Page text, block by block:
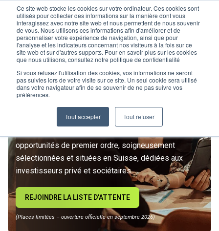
Ce site web stocke les cookies sur votre ordinateur. Ces cookies sont
utilisés pour collecter des informations sur la manière dont vous
interagissez avec notre site web et nous permettent de nous souvenir
de vous. Nous utilisons ces informations afin d'améliorer et de
personnaliser votre expérience de navigation, ainsi que pour
l'analyse et les indicateurs concernant nos visiteurs à la fois sur ce
site web et sur d'autres supports. Pour en savoir plus sur les cookies
que nous utilisons, consultez notre politique de confidentialité
Si vous refusez l'utilisation des cookies, vos informations ne seront
pas suivies lors de votre visite sur ce site. Un seul cookie sera utilisé
dans votre navigateur afin de se souvenir de ne pas suivre vos
préférences.
Tout accepter Tout refuser
L’IMMOBILIER
D’INVESTISSEMENT ENTRE
DANS UNE NOUVELLE ÈRE
Rejoignez le premier club privé d'investissement
opportunités de premier ordre, soigneusement
sélectionnées et situées en Suisse, dédiées aux
investisseurs privé et sociétaires.
REJOINDRE LA LISTE D’ATTENTE
(Places limitées – ouverture officielle en septembre 2026)